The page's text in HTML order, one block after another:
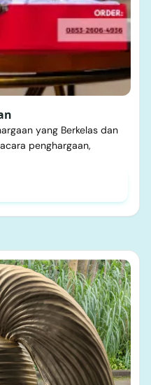
yang Berkelas dan
penghargaan,